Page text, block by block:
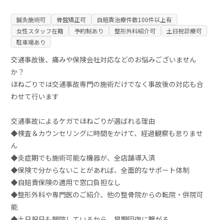
鍼灸施術可 骨盤矯正可
自賠責治療件数100件以上有
女性スタッフ在籍
予約制あり 整形外科紹介可
土日祝診療可
駐車場あり
交通事故後、痛みや保険会社対応などのお悩みございません
か？
ほねごりでは交通事故専門の施術だけでなく事故後の対応も合
わせて行います
交通事故によるケガでほねごりが選ばれる理由
◆検査＆カウンセリングに時間をかけて、経過観察も怠りませ
ん
◆炎症期でも施術可能な機器が、全店舗導入済
◆保険で分からないことがあれば、全面的なサポート体制
◆自賠責保険の適用で窓口負担なし
◆整形外科や専門医のご紹介、他の整骨院からの転院・併院可
能